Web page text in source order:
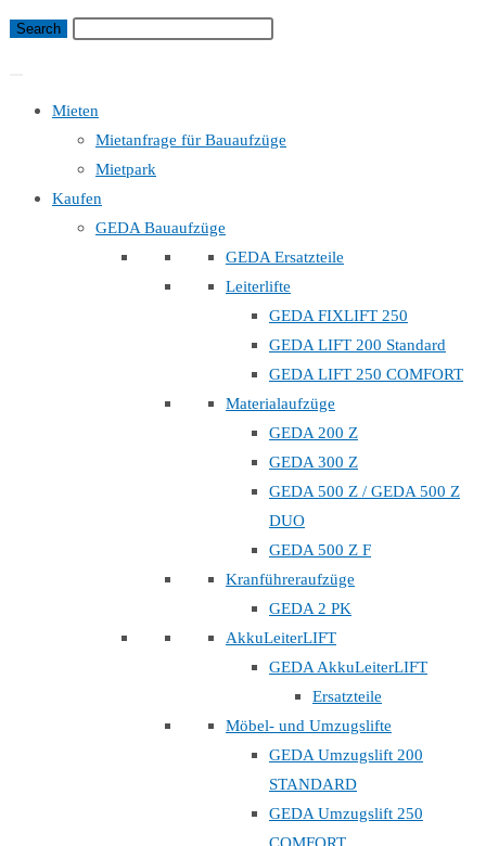
Mieten
Mietanfrage für Bauaufzüge
Mietpark
Kaufen
GEDA Bauaufzüge
GEDA Ersatzteile
Leiterlifte
GEDA FIXLIFT 250
GEDA LIFT 200 Standard
GEDA LIFT 250 COMFORT
Materialaufzüge
GEDA 200 Z
GEDA 300 Z
GEDA 500 Z / GEDA 500 Z
DUO
GEDA 500 Z F
Kranführeraufzüge
GEDA 2 PK
AkkuLeiterLIFT
GEDA AkkuLeiterLIFT
Ersatzteile
Möbel- und Umzugslifte
GEDA Umzugslift 200
STANDARD
GEDA Umzugslift 250